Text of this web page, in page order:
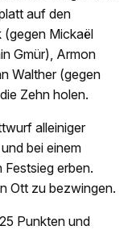
auf den
(gegen Mickaël
Gmür), Armon
Walther (gegen
Zehn holen.
alleiniger
bei einem
erben.
Ott zu bezwingen.
Punkten und